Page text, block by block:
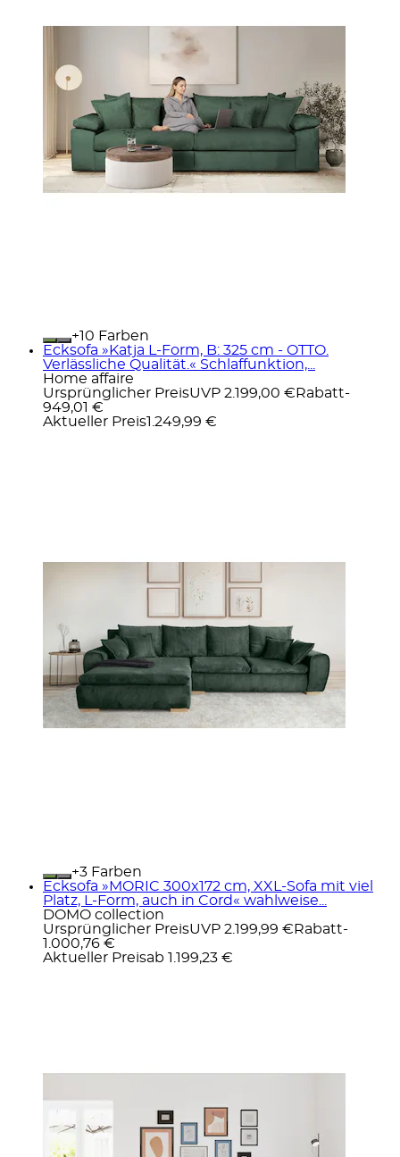
+
Farben
Ecksofa »Katja L-Form, B: 325 cm - OTTO.
Verlässliche Qualität.« Schlaffunktion,...
Home affaire
Ursprünglicher PreisUVP 2.199,00 € Rabatt-
949,01 €
Aktueller Preis1.249,99 €
+
Farben
Ecksofa »MORIC 300x172 cm, XXL-Sofa mit viel
Platz, L-Form, auch in Cord« wahlweise...
DOMO collection
Ursprünglicher PreisUVP 2.199,99 € Rabatt-
1.000,76 €
Aktueller Preisab 1.199,23 €